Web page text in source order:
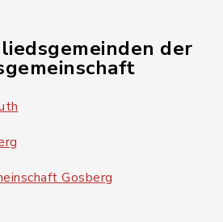
der
Gosberg